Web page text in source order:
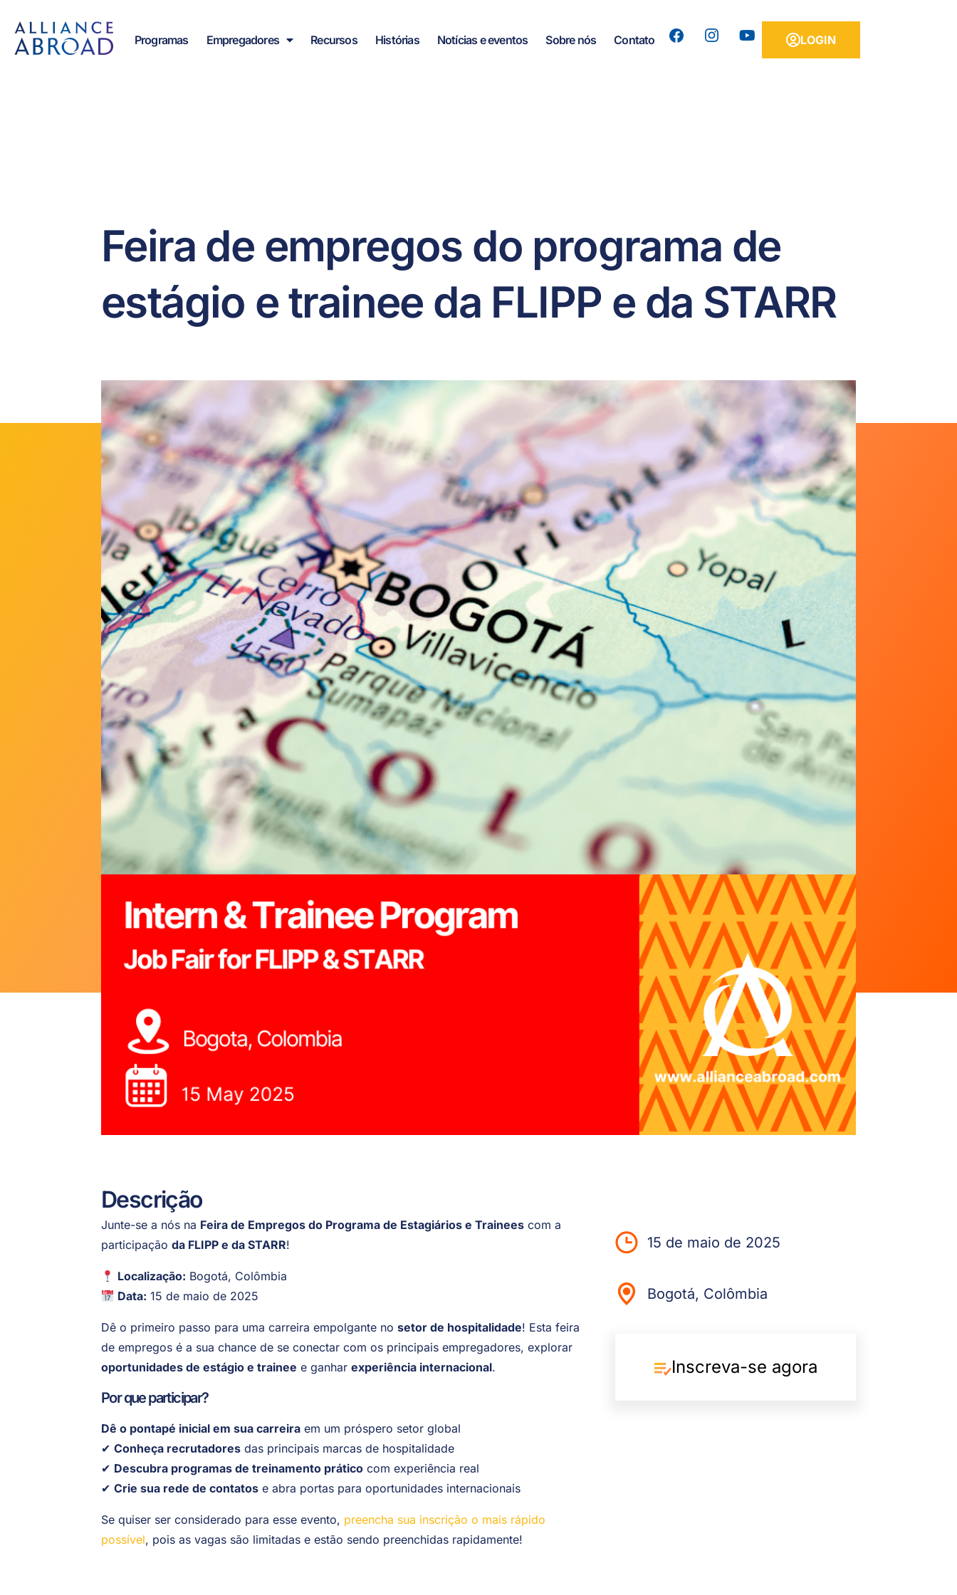
conteúdo
Programas
Empregadores Recursos Histórias Notícias e eventos Sobre nós Contato LOGIN
Feira de empregos do programa de
estágio e trainee da FLIPP e da STARR
Descrição
Junte-se a nós na Feira de Empregos do Programa de Estagiários e Trainees com a
participação da FLIPP e da STARR!
Localização: Bogotá, Colômbia
Data: 15 de maio de 2025
Dê o primeiro passo para uma carreira empolgante no setor de hospitalidade! Esta feira
de empregos é a sua chance de se conectar com os principais empregadores, explorar
oportunidades de estágio e trainee e ganhar experiência internacional.
Por que participar?
Dê o pontapé inicial em sua carreira em um próspero setor global
✔ Conheça recrutadores das principais marcas de hospitalidade
✔ Descubra programas de treinamento prático com experiência real
✔ Crie sua rede de contatos e abra portas para oportunidades internacionais
Se quiser ser considerado para esse evento, preencha sua inscrição o mais rápido
possível, pois as vagas são limitadas e estão sendo preenchidas rapidamente!
15 de maio de 2025
Bogotá, Colômbia
Inscreva-se agora